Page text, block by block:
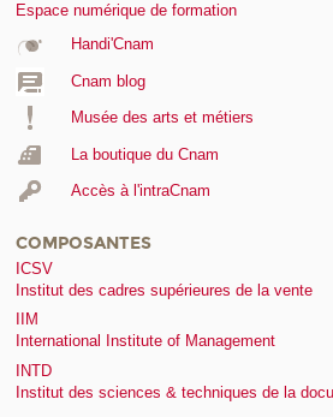
Espace numérique de formation
Handi'Cnam
Cnam blog
Musée des arts et métiers
La boutique du Cnam
Accès à l'intraCnam
COMPOSANTES
ICSV
Institut des cadres supérieures de la vente
IIM
International Institute of Management
INTD
Institut des sciences & techniques de la